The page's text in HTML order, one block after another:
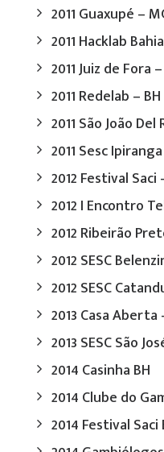
2011 Guaxupé –
2011 Hacklab Bahia
2011 Juiz de Fora –
2011 Redelab – BH
2011 São João Del
2011 Sesc
2012 Festival Saci
2012 I Encontro
2012 Ribeirão
2012 SESC
2012 SESC
2013 Casa Aberta
2013 SESC São
2014 Casinha BH
2014 Clube do
2014 Festival Saci